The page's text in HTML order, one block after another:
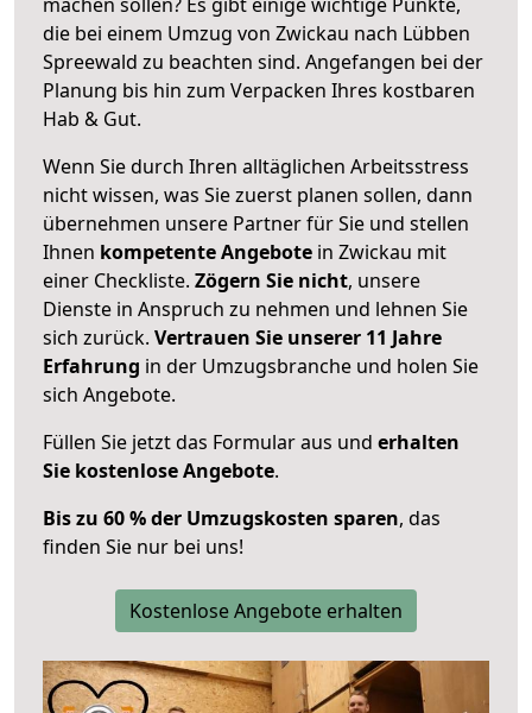
die bei einem Umzug von Zwickau nach Lübben
Spreewald zu beachten sind. Angefangen bei der
Planung bis hin zum Verpacken Ihres kostbaren
Hab & Gut.
Wenn Sie durch Ihren alltäglichen Arbeitsstress
nicht wissen, was Sie zuerst planen sollen, dann
übernehmen unsere Partner für Sie und stellen
Ihnen kompetente Angebote in Zwickau mit
einer Checkliste. Zögern Sie nicht, unsere
Dienste in Anspruch zu nehmen und lehnen Sie
sich zurück. Vertrauen Sie unserer 11 Jahre
Erfahrung in der Umzugsbranche und holen Sie
sich Angebote.
Füllen Sie jetzt das Formular aus und erhalten
Sie kostenlose Angebote.
Bis zu 60 % der Umzugskosten sparen, das
finden Sie nur bei uns!
Kostenlose Angebote erhalten